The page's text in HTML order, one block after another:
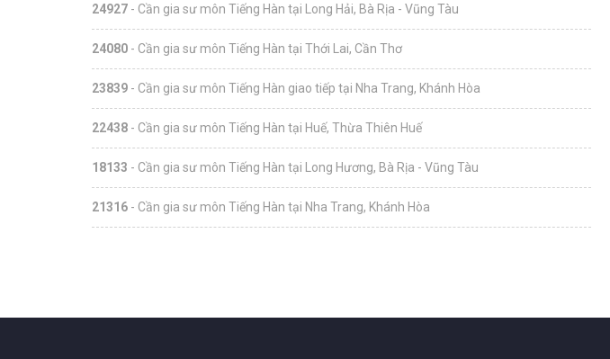
24927 - Cần gia sư môn Tiếng Hàn tại Long Hải, Bà Rịa - Vũng Tàu
24080 - Cần gia sư môn Tiếng Hàn tại Thới Lai, Cần Thơ
23839 - Cần gia sư môn Tiếng Hàn giao tiếp tại Nha Trang, Khánh Hòa
22438 - Cần gia sư môn Tiếng Hàn tại Huế, Thừa Thiên Huế
18133 - Cần gia sư môn Tiếng Hàn tại Long Hương, Bà Rịa - Vũng Tàu
21316 - Cần gia sư môn Tiếng Hàn tại Nha Trang, Khánh Hòa